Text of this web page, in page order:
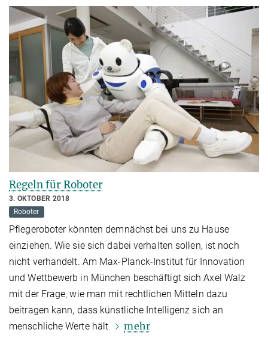
Regeln für Roboter
3. OKTOBER 2018
Roboter
Pflegeroboter könnten demnächst bei uns zu Hause
einziehen. Wie sie sich dabei verhalten sollen, ist noch
nicht verhandelt. Am Max-Planck-Institut für Innovation
und Wettbewerb in München beschäftigt sich Axel Walz
mit der Frage, wie man mit rechtlichen Mitteln dazu
beitragen kann, dass künstliche Intelligenz sich an
menschliche Werte hält
mehr